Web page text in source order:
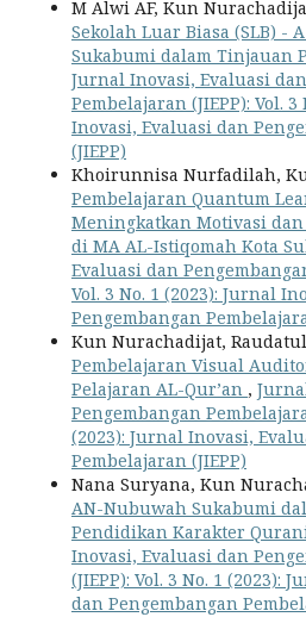
M Alwi AF, Kun
Sekolah Luar Biasa (SLB) -
Sukabumi dalam Tinjauan
Jurnal Inovasi, Evaluasi
Pembelajaran (JIEPP): Vol.
Inovasi, Evaluasi dan
(JIEPP)
Khoirunnisa Nurfadilah,
Pembelajaran Quantum
Meningkatkan Motivasi
di MA AL-Istiqomah Kota
Evaluasi dan
Vol. 3 No. 1 (2023): Jurnal
Pengembangan
Kun Nurachadijat,
Pembelajaran Visual
Pelajaran AL-Qur’an ,
Pengembangan
(2023): Jurnal Inovasi,
Pembelajaran (JIEPP)
Nana Suryana, Kun
AN-Nubuwah Sukabumi
Pendidikan Karakter
Inovasi, Evaluasi dan
(JIEPP): Vol. 3 No. 1 (2023):
dan Pengembangan